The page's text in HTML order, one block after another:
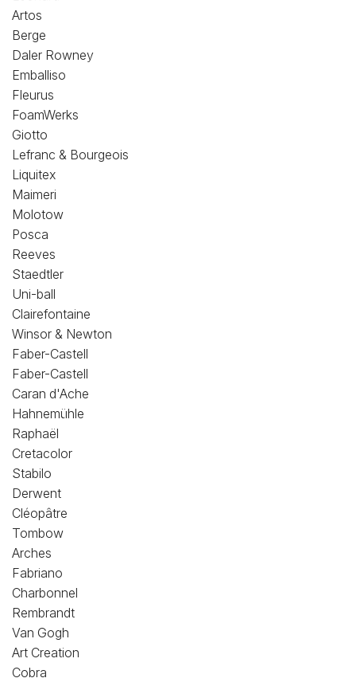
Loisirs Créatifs
Coffrets & cadeaux
Encadrement
mail
Artos
Berge
Daler Rowney
Emballiso
Fleurus
FoamWerks
Giotto
Lefranc & Bourgeois
Liquitex
Maimeri
Molotow
Posca
Reeves
Staedtler
Uni-ball
Clairefontaine
Winsor & Newton
Faber-Castell
Faber-Castell
Caran d'Ache
Hahnemühle
Raphaël
Cretacolor
Stabilo
Derwent
Cléopâtre
Tombow
Arches
Fabriano
Charbonnel
Rembrandt
Van Gogh
Art Creation
Cobra